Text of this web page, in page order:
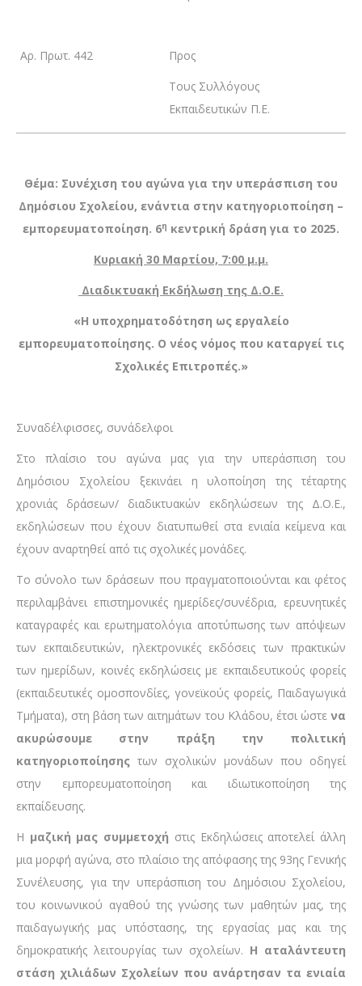
Αρ. Πρωτ. 442
Προς
Τους Συλλόγους
Εκπαιδευτικών Π.Ε.
Θέμα: Συνέχιση του αγώνα για την υπεράσπιση του
Δημόσιου Σχολείου, ενάντια στην κατηγοριοποίηση –
εμπορευματοποίηση. 6η κεντρική δράση για το 2025.
Κυριακή 30 Μαρτίου, 7:00 μ.μ.
Διαδικτυακή Εκδήλωση της Δ.Ο.Ε.
«Η υποχρηματοδότηση ως εργαλείο
εμπορευματοποίησης. Ο νέος νόμος που καταργεί τις
Σχολικές Επιτροπές.»
Συναδέλφισσες, συνάδελφοι
Στο πλαίσιο του αγώνα μας για την υπεράσπιση του
Δημόσιου Σχολείου ξεκινάει η υλοποίηση της τέταρτης
χρονιάς δράσεων/ διαδικτυακών εκδηλώσεων της Δ.Ο.Ε.,
εκδηλώσεων που έχουν διατυπωθεί στα ενιαία κείμενα και
έχουν αναρτηθεί από τις σχολικές μονάδες.
Το σύνολο των δράσεων που πραγματοποιούνται και φέτος
περιλαμβάνει επιστημονικές ημερίδες/συνέδρια, ερευνητικές
καταγραφές και ερωτηματολόγια αποτύπωσης των απόψεων
των εκπαιδευτικών, ηλεκτρονικές εκδόσεις των πρακτικών
των ημερίδων, κοινές εκδηλώσεις με εκπαιδευτικούς φορείς
(εκπαιδευτικές ομοσπονδίες, γονεϊκούς φορείς, Παιδαγωγικά
Τμήματα), στη βάση των αιτημάτων του Κλάδου, έτσι ώστε να
ακυρώσουμε στην πράξη την πολιτική
κατηγοριοποίησης των σχολικών μονάδων που οδηγεί
στην εμπορευματοποίηση και ιδιωτικοποίηση της
εκπαίδευσης.
Η μαζική μας συμμετοχή στις Εκδηλώσεις αποτελεί άλλη
μια μορφή αγώνα, στο πλαίσιο της απόφασης της 93ης Γενικής
Συνέλευσης, για την υπεράσπιση του Δημόσιου Σχολείου,
του κοινωνικού αγαθού της γνώσης των μαθητών μας, της
παιδαγωγικής μας υπόστασης, της εργασίας μας και της
δημοκρατικής λειτουργίας των σχολείων. Η αταλάντευτη
στάση χιλιάδων Σχολείων που ανάρτησαν τα ενιαία